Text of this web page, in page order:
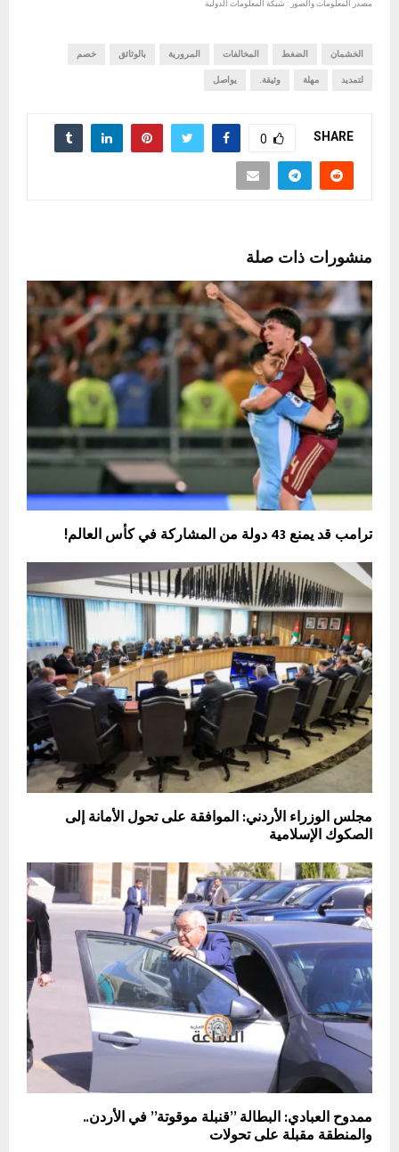
مصدر المعلومات والصور : شبكة المعلومات الدولية
الخشمان الضغط المخالفات المرورية بالوثائق خصم
لتمديد مهلة وثيقة. يواصل
SHARE
0
منشورات ذات صلة
ترامب قد يمنع 43 دولة من المشاركة في كأس العالم!
مجلس الوزراء الأردني: الموافقة على تحول الأمانة إلى
الصكوك الإسلامية
ممدوح العبادي: البطالة ”قنبلة موقوتة” في الأردن..
والمنطقة مقبلة على تحولات